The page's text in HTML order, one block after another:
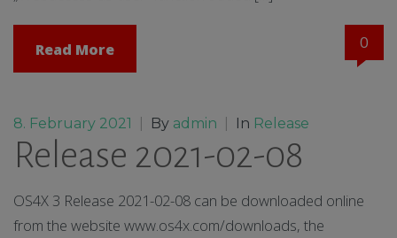
Read More 0
8. February 2021 By admin In Release
Release 2021-02-08
OS4X 3 Release 2021-02-08 can be downloaded online
from the website www.os4x.com/downloads, the